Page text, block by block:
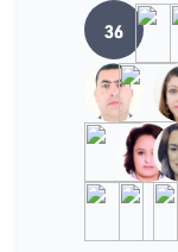
36